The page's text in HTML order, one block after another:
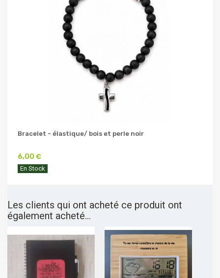
Bracelet - élastique/ bois et perle noir
6,00 €
En Stock
Les clients qui ont acheté ce produit ont
également acheté...